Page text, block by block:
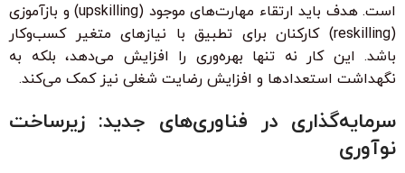
است. هدف باید ارتقاء مهارت‌های موجود (upskilling) و بازآموزی
(reskilling) کارکنان برای تطبیق با نیازهای متغیر کسب‌وکار
باشد. این کار نه تنها بهره‌وری را افزایش می‌دهد، بلکه به
نگهداشت استعدادها و افزایش رضایت شغلی نیز کمک می‌کند.
سرمایه‌گذاری در فناوری‌های جدید: زیرساخت
نوآوری